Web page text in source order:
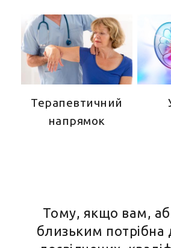
Терапевтичний
напрямок
Тому, якщо вам,
близьким потрібна